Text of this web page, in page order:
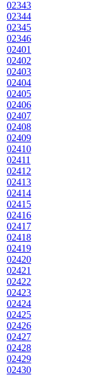
02343
02344
02345
02346
02401
02402
02403
02404
02405
02406
02407
02408
02409
02410
02411
02412
02413
02414
02415
02416
02417
02418
02419
02420
02421
02422
02423
02424
02425
02426
02427
02428
02429
02430